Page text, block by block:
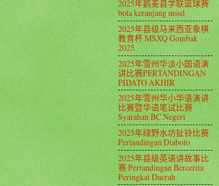
2025年鹅麦县学联篮球赛
bola keranjang mssd
2025年县级马来西亚象棋
教育杯 MSXQ Gombak
2025
2025年雪州华淡小国语演
讲比赛PERTANDINGAN
PIDATO AKHIR
2025年雪州华小华语演讲
比赛暨华语笔试比赛
Syarahan BC Negeri
2025年绿野水坊扯铃比赛
Pertandingan Diabolo
2025年县级英语讲故事比
赛 Pertandingan Bercerita
Peringkat Daerah